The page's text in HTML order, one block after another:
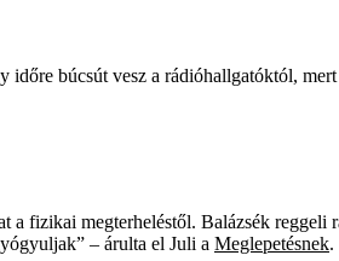
időre búcsút vesz a rádióhallgatóktól,
fizikai megterheléstől. Balázsék
– árulta el Juli a Meglepetésnek.